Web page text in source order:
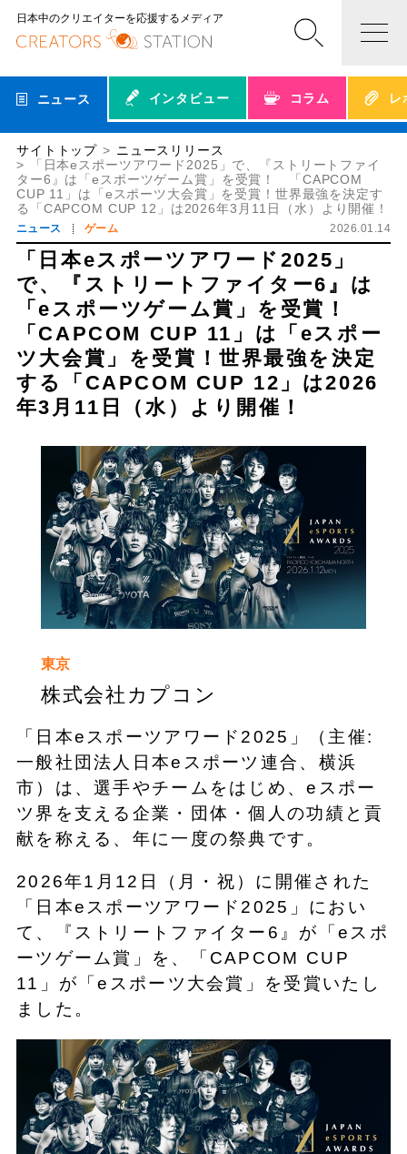
日本中のクリエイターを応援するメディア
ニュース インタビュー コラム レ
サイトトップ
ニュースリリース
「日本eスポーツアワード2025」で、『ストリートファイ
ター6』は「eスポーツゲーム賞」を受賞！ 「CAPCOM
CUP 11」は「eスポーツ大会賞」を受賞！世界最強を決定す
る「CAPCOM CUP 12」は2026年3月11日（水）より開催！
ニュース ゲーム 2026.01.14
「日本eスポーツアワード2025」
で、『ストリートファイター6』は
「eスポーツゲーム賞」を受賞！
「CAPCOM CUP 11」は「eスポー
ツ大会賞」を受賞！世界最強を決定
する「CAPCOM CUP 12」は2026
年3月11日（水）より開催！
東京
株式会社カプコン
「日本eスポーツアワード2025」（主催:
一般社団法人日本eスポーツ連合、横浜
市）は、選手やチームをはじめ、eスポー
ツ界を支える企業・団体・個人の功績と貢
献を称える、年に一度の祭典です。
2026年1月12日（月・祝）に開催された
「日本eスポーツアワード2025」におい
て、『ストリートファイター6』が「eスポ
ーツゲーム賞」を、「CAPCOM CUP
11」が「eスポーツ大会賞」を受賞いたし
ました。